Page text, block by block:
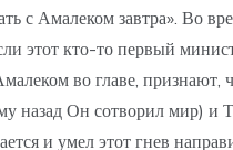
с Амалеком завтра». Во
этот кто-то первый
во главе,
Он сотворил мир) и